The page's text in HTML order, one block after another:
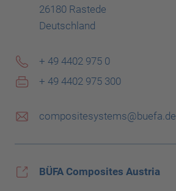
26180 Rastede
Deutschland
+ 49 4402 975 0
+ 49 4402 975 300
compositesystems@buefa.de
BÜFA Composites Austria